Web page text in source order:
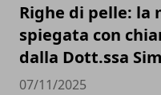
Righe di pelle: la
spiegata con
dalla Dott.ssa
07/11/2025